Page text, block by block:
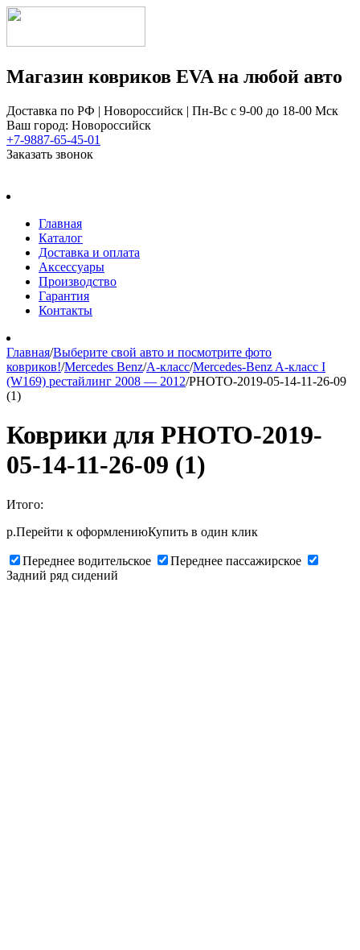
Магазин ковриков EVA ​на любой авто
Доставка по РФ | Новороссийск | Пн-Вс с 9-00 до 18-00 Мск
Ваш город: Новороссийск
+7-9887-65-45-01
Заказать звонок
Главная
Каталог
Доставка и оплата
Аксессуары
Производство
Гарантия
Контакты
Главная/Выберите свой авто и посмотрите фото
ковриков!/Mercedes Benz/A-класс/Mercedes-Benz A-класс I
(W169) рестайлинг 2008 — 2012/PHOTO-2019-05-14-11-26-09
(1)
Коврики для PHOTO-2019-
05-14-11-26-09 (1)
Итого:
р.Перейти к оформлениюКупить в один клик
Переднее водительское
Переднее пассажирское
Задний ряд сидений